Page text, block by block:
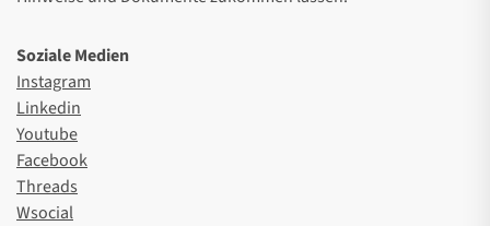
Soziale Medien
Instagram
Linkedin
Youtube
Facebook
Threads
Wsocial